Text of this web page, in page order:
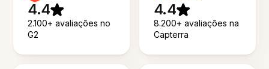
4.4
2.100+ avaliações no
G2
4.4
8.200+ avaliações na
Capterra